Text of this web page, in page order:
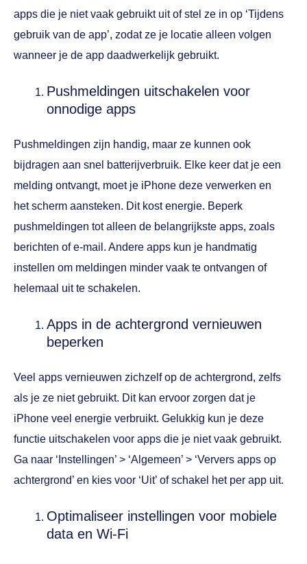
apps die je niet vaak gebruikt uit of stel ze in op ‘Tijdens
gebruik van de app’, zodat ze je locatie alleen volgen
wanneer je de app daadwerkelijk gebruikt.
Pushmeldingen uitschakelen voor
onnodige apps
Pushmeldingen zijn handig, maar ze kunnen ook
bijdragen aan snel batterijverbruik. Elke keer dat je een
melding ontvangt, moet je iPhone deze verwerken en
het scherm aansteken. Dit kost energie. Beperk
pushmeldingen tot alleen de belangrijkste apps, zoals
berichten of e-mail. Andere apps kun je handmatig
instellen om meldingen minder vaak te ontvangen of
helemaal uit te schakelen.
Apps in de achtergrond vernieuwen
beperken
Veel apps vernieuwen zichzelf op de achtergrond, zelfs
als je ze niet gebruikt. Dit kan ervoor zorgen dat je
iPhone veel energie verbruikt. Gelukkig kun je deze
functie uitschakelen voor apps die je niet vaak gebruikt.
Ga naar ‘Instellingen’ > ‘Algemeen’ > ‘Ververs apps op
achtergrond’ en kies voor ‘Uit’ of schakel het per app uit.
Optimaliseer instellingen voor mobiele
data en Wi-Fi